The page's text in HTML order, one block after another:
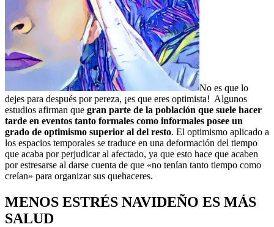
No es que lo
dejes para después por pereza, ¡es que eres optimista! Algunos
estudios afirman que gran parte de la población que suele hacer
tarde en eventos tanto formales como informales posee un
grado de optimismo superior al del resto. El optimismo aplicado a
los espacios temporales se traduce en una deformación del tiempo
que acaba por perjudicar al afectado, ya que esto hace que acaben
por estresarse al darse cuenta de que «no tenían tanto tiempo como
creían» para organizar sus quehaceres.
MENOS ESTRÉS NAVIDEÑO ES MÁS
SALUD